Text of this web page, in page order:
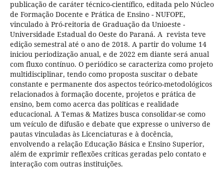
publicação de caráter técnico-científico, editada pelo Núcleo
de Formação Docente e Prática de Ensino - NUFOPE,
vinculado à Pró-reitoria de Graduação da Unioeste -
Universidade Estadual do Oeste do Paraná. A revista teve
edição semestral até o ano de 2018. A partir do volume 14
iniciou periodização anual, e de 2022 em diante será anual
com fluxo contínuo. O periódico se caracteriza como projeto
multidisciplinar, tendo como proposta suscitar o debate
constante e permanente dos aspectos teórico-metodológicos
relacionados à formação docente, projetos e prática de
ensino, bem como acerca das políticas e realidade
educacional. A Temas & Matizes busca consolidar-se como
um veículo de difusão e debate que expresse o universo de
pautas vinculadas às Licenciaturas e à docência,
envolvendo a relação Educação Básica e Ensino Superior,
além de exprimir reflexões críticas geradas pelo contato e
interação com outras instituições.